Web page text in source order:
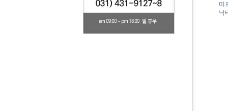
미
낙